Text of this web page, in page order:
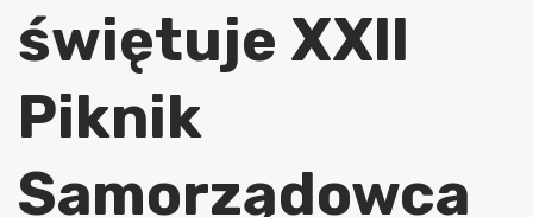
świętuje XXII
Piknik
Samorządowca